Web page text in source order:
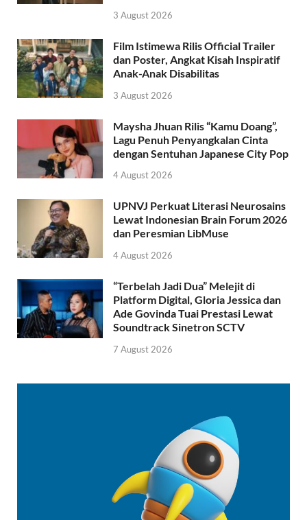
3 August 2026
Film Istimewa Rilis Official Trailer
dan Poster, Angkat Kisah Inspiratif
Anak-Anak Disabilitas
3 August 2026
Maysha Jhuan Rilis “Kamu Doang”,
Lagu Penuh Penyangkalan Cinta
dengan Sentuhan Japanese City Pop
4 August 2026
UPNVJ Perkuat Literasi Neurosains
Lewat Indonesian Brain Forum 2026
dan Peresmian LibMuse
4 August 2026
“Terbelah Jadi Dua” Melejit di
Platform Digital, Gloria Jessica dan
Ade Govinda Tuai Prestasi Lewat
Soundtrack Sinetron SCTV
7 August 2026